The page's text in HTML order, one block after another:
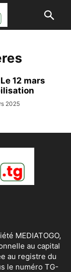
12 mars
2025
MEDIATOGO,
au capital
au registre du
le numéro TG-